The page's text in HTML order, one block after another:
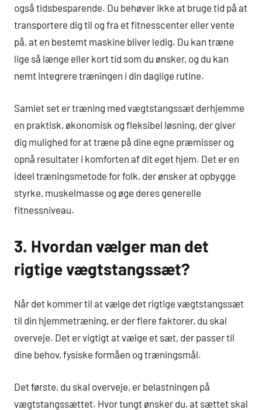
også tidsbesparende. Du behøver ikke at bruge tid på at
transportere dig til og fra et fitnesscenter eller vente
på, at en bestemt maskine bliver ledig. Du kan træne
lige så længe eller kort tid som du ønsker, og du kan
nemt integrere træningen i din daglige rutine.
Samlet set er træning med vægtstangssæt derhjemme
en praktisk, økonomisk og fleksibel løsning, der giver
dig mulighed for at træne på dine egne præmisser og
opnå resultater i komforten af dit eget hjem. Det er en
ideel træningsmetode for folk, der ønsker at opbygge
styrke, muskelmasse og øge deres generelle
fitnessniveau.
3. Hvordan vælger man det
rigtige vægtstangssæt?
Når det kommer til at vælge det rigtige vægtstangssæt
til din hjemmetræning, er der flere faktorer, du skal
overveje. Det er vigtigt at vælge et sæt, der passer til
dine behov, fysiske formåen og træningsmål.
Det første, du skal overveje, er belastningen på
vægtstangssættet. Hvor tungt ønsker du, at sættet skal